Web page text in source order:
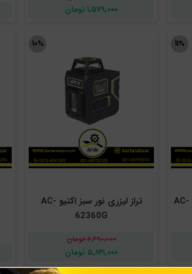
۱,۵۷۹,۰۰۰ تومان
تراز لیزری نور سبز اکتیو مدل AC-
۱۱%
تراز لیزری نور سبز اکتیو AC-
62360G
۱۰%
۶,۴۹۰,۰۰۰ تومان
۵,۸۴۱,۰۰۰ تومان